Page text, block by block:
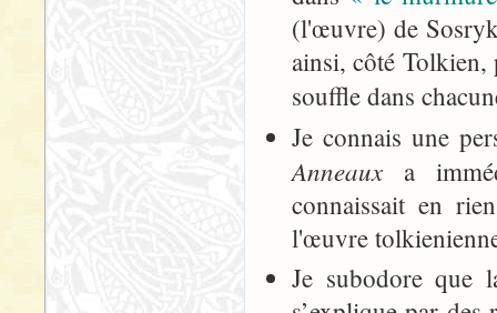
(l'œuvre) de
ainsi, côté Tolkien,
souffle dans
Je connais une
Anneauxa
connaissait en
l'œuvre
Je subodore que